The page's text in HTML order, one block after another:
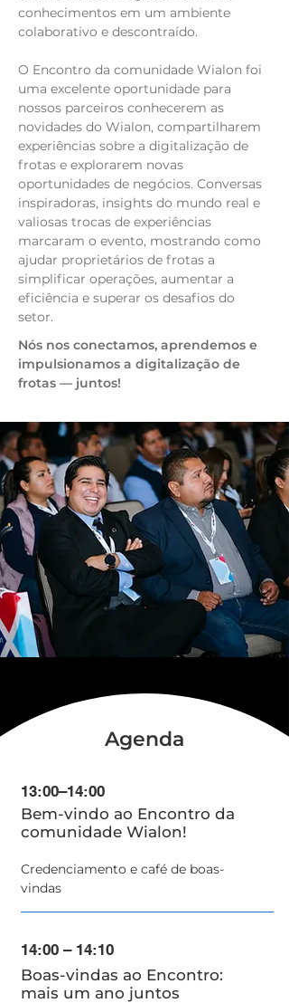
conhecimentos em um ambiente
colaborativo e descontraído.
O Encontro da comunidade Wialon foi
uma excelente oportunidade para
nossos parceiros conhecerem as
novidades do Wialon, compartilharem
experiências sobre a digitalização de
frotas e explorarem novas
oportunidades de negócios. Conversas
inspiradoras, insights do mundo real e
valiosas trocas de experiências
marcaram o evento, mostrando como
ajudar proprietários de frotas a
simplificar operações, aumentar a
eficiência e superar os desafios do
setor.
Nós nos conectamos, aprendemos e
impulsionamos a digitalização de
frotas — juntos!
Agenda
13:00–14:00
Bem-vindo ao Encontro da
comunidade Wialon!
Credenciamento e café de boas-
vindas
14:00 – 14:10
Boas-vindas ao Encontro:
mais um ano juntos